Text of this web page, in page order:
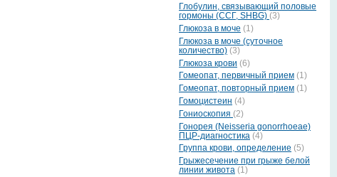
Глобулин, связывающий половые
гормоны (ССГ, SHBG) (3)
Глюкоза в моче (1)
Глюкоза в моче (суточное
количество) (3)
Глюкоза крови (6)
Гомеопат, первичный прием (1)
Гомеопат, повторный прием (1)
Гомоцистеин (4)
Гониоскопия (2)
Гонорея (Neisseria gonorrhoeae)
ПЦР-диагностика (4)
Группа крови, определение (5)
Грыжесечение при грыже белой
линии живота (1)